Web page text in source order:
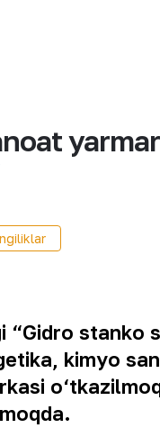
stanko
kimyo